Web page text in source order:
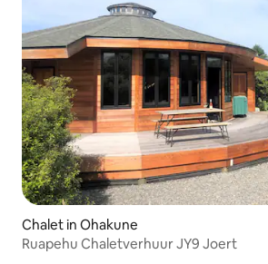
Chalet in Ohakune
Ruapehu Chaletverhuur JY9 Joert